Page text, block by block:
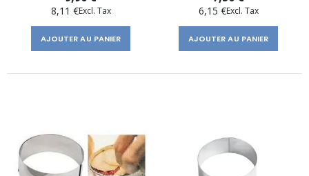
8,11 €
AJOUTER AU PANIER
6,15 €
AJOUTER AU PANIER